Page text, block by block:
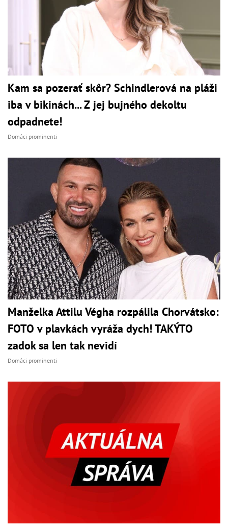
Kam sa pozerať skôr? Schindlerová na pláži
iba v bikinách... Z jej bujného dekoltu
odpadnete!
Domáci prominenti
Manželka Attilu Végha rozpálila Chorvátsko:
FOTO v plavkách vyráža dych! TAKÝTO
zadok sa len tak nevidí
Domáci prominenti